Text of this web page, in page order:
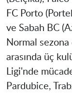
FC Porto
ve Sabah BC
Normal sezona
arasında üç
Ligi'nde
Pardubice,